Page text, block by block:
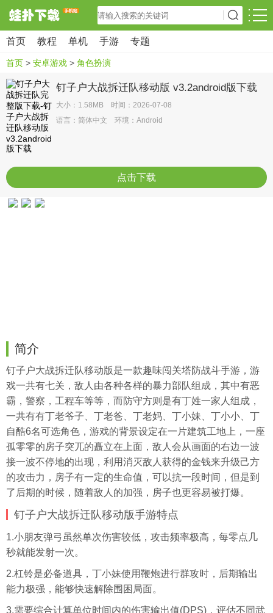
首页 教程 单机 手游 专题
首页 > 安卓游戏 > 角色扮演
钉子户大战拆迁队移动版 v3.2android版下载
大小：1.58MB 时间：2026-07-08
语言：简体中文 环境：Android
点击下载
简介
钉子户大战拆迁队移动版是一款趣味闯关塔防战斗手游，游
戏一共有七关，敌人由各种各样的暴力部队组成，其中有恶
霸，警察，工程车等等，而防守方则是有丁姓一家人组成，
一共有有丁老爷子、丁老爸、丁老妈、丁小妹、丁小小、丁
自酷6名可选角色，游戏的背景设定在一片建筑工地上，一座
孤零零的房子突兀的矗立在上面，敌人会从画面的右边一波
接一波不停地的出现，利用消灭敌人获得的金钱来升级己方
的攻击力，房子有一定的生命值，可以抗一段时间，但是到
了后期的时候，随着敌人的加强，房子也更容易被打爆。
钉子户大战拆迁队移动版手游特点
1.小朋友弹弓虽然单次伤害较低，攻击频率极高，每零点几
秒就能发射一次。
2.杠铃是必备道具，丁小妹使用鞭炮进行群攻时，后期输出
能力极强，能够快速解除围困局面。
3.需要综合计算单位时间内的伤害输出值(DPS)，评估不同武